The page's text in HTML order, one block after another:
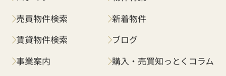
売買物件検索
賃貸物件検索
事業案内
新着物件
ブログ
購入・売買知っとくコラム